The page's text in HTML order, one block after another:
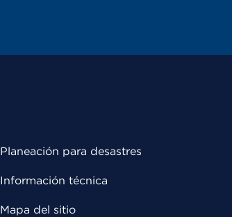
Planeación para desastres
Información técnica
Mapa del sitio